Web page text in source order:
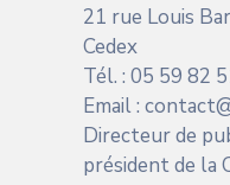
21 rue Louis
Cedex
Tél. : 05 59 82
Email :
Directeur de
président de la